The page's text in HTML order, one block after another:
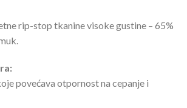
rip-stop tkanine visoke gustine – 65%
povećava otpornost na cepanje i